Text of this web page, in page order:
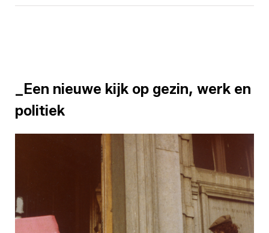
_Een nieuwe kijk op gezin, werk en
politiek